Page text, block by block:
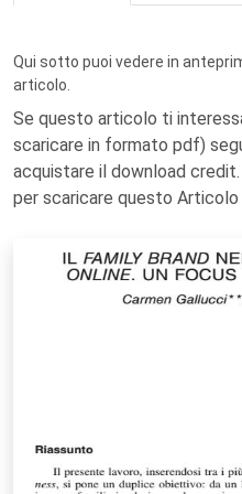
Qui sotto puoi vedere in
articolo.
Se questo articolo ti
scaricare in formato pdf)
acquistare il download credit.
per scaricare questo